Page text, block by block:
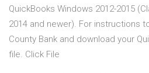
QuickBooks Windows 2012-2015
2014 and newer). For instructions
County Bank and download your
file. Click File